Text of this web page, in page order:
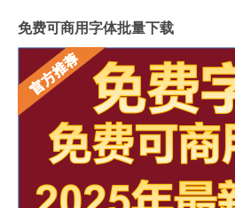
免费可商用字体批量下载